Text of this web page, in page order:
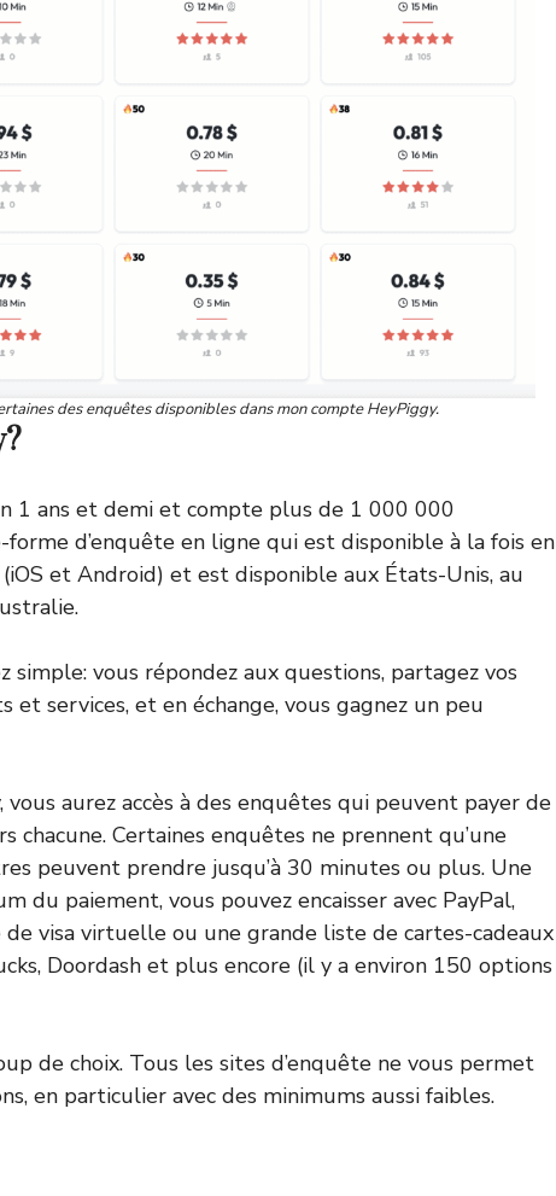
des enquêtes disponibles dans mon compte HeyPiggy.
1 ans et demi et compte plus de 1 000 000
forme d’enquête en ligne qui est disponible à la fois en
et Android) et est disponible aux États-Unis, au
simple: vous répondez aux questions, partagez vos
et services, et en échange, vous gagnez un peu
aurez accès à des enquêtes qui peuvent payer de
chacune. Certaines enquêtes ne prennent qu’une
peuvent prendre jusqu’à 30 minutes ou plus. Une
du paiement, vous pouvez encaisser avec PayPal,
de visa virtuelle ou une grande liste de cartes-cadeaux
Doordash et plus encore (il y a environ 150 options
de choix. Tous les sites d’enquête ne vous permet
en particulier avec des minimums aussi faibles.